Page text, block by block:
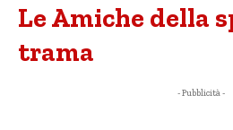
Le Amiche della
trama
- Pubblicità -